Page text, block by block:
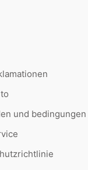
und bedingungen